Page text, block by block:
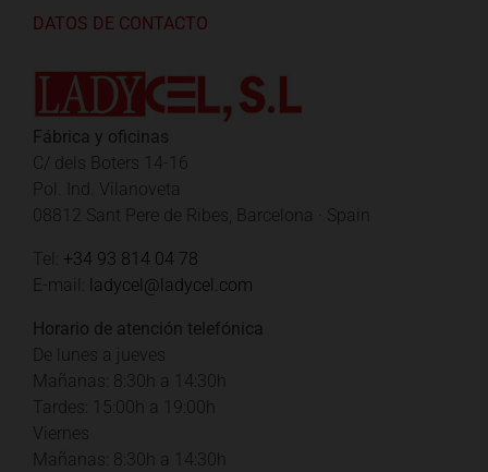
DATOS DE CONTACTO
Fábrica y oficinas
C/ dels Boters 14-16
Pol. Ind. Vilanoveta
08812 Sant Pere de Ribes, Barcelona · Spain
Tel: +34 93 814 04 78
E-mail: ladycel@ladycel.com
Horario de atención telefónica
De lunes a jueves
Mañanas: 8:30h a 14:30h
Tardes: 15:00h a 19:00h
Viernes
Mañanas: 8:30h a 14:30h